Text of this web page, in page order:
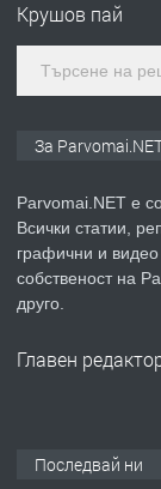
ПРЕДЛАГА
Крушов пай
За
Parvomai.NET е
Всички статии,
графични и
собственост на
друго.
Главен
Последвай ни